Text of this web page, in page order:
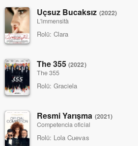
Uçsuz Bucaksız (2022)
L'immensità
Rolü: Clara
The 355(2022)
The 355
Rolü: Graciela
Resmi Yarışma (2021)
Competencia oficial
Rolü: Lola Cuevas